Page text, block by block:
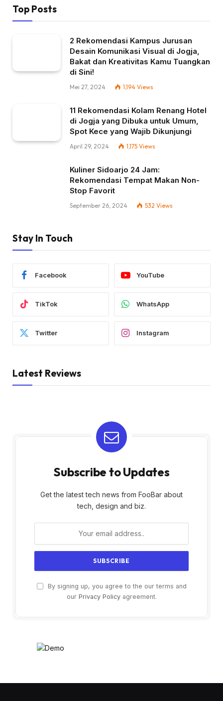
Top Posts
2 Rekomendasi Kampus Jurusan
Desain Komunikasi Visual di Jogja,
Bakat dan Kreativitas Kamu Tuangkan
di Sini!
Mei 27, 2024 1,194 Views
11 Rekomendasi Kolam Renang Hotel
di Jogja yang Dibuka untuk Umum,
Spot Kece yang Wajib Dikunjungi
April 29, 2024 1,175 Views
Kuliner Sidoarjo 24 Jam:
Rekomendasi Tempat Makan Non-
Stop Favorit
September 26, 2024 532 Views
Stay In Touch
Facebook YouTube
TikTok WhatsApp
Twitter Instagram
Latest Reviews
Subscribe to Updates
Get the latest tech news from FooBar about
tech, design and biz.
By signing up, you agree to the our terms and
our Privacy Policyagreement.